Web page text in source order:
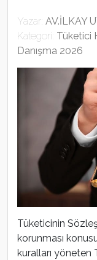
Yazar: AV.İLKAY
Kategori: Tüketici
Danışma 2026
Tüketicinin
korunması
kuralları yöneten